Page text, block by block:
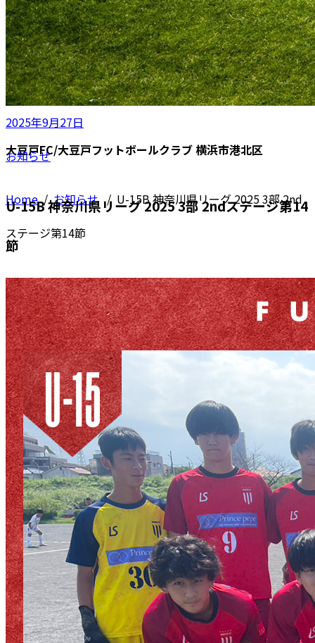
大豆戸FC/大豆戸フットボールクラブ 横浜市港北区
Home/お知らせ / U-15B 神奈川県リーグ 2025 3部 2nd
ステージ第14節
2025年9月27日
お知らせ
U-15B 神奈川県リーグ 2025 3部 2ndステージ第14
節